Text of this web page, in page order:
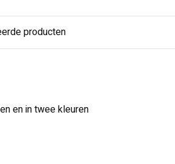
producten
en in twee kleuren